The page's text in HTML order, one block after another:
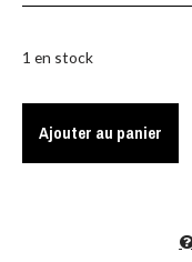
1 en stock
Ajouter au panier